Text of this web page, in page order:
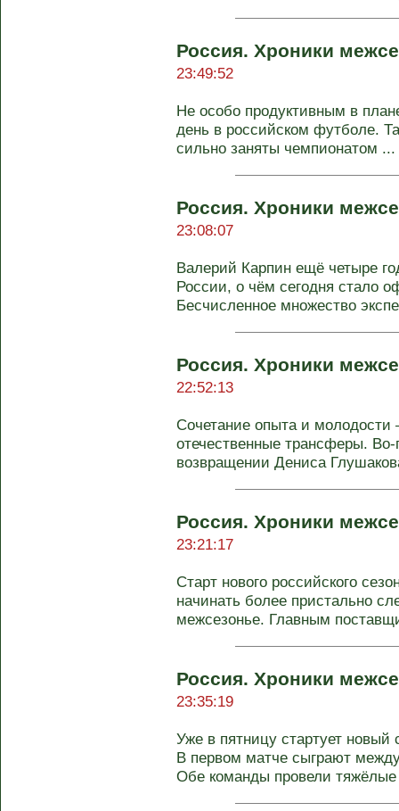
Россия. Хроники
23:49:52
Не особо продуктивным в
день в российском футболе.
сильно заняты чемпионатом ...
Россия. Хроники
23:08:07
Валерий Карпин ещё четыре
России, о чём сегодня стало
Бесчисленное множество
Россия. Хроники
22:52:13
Сочетание опыта и молодости
отечественные трансферы.
возвращении Дениса
Россия. Хроники
23:21:17
Старт нового российского
начинать более пристально
межсезонье. Главным
Россия. Хроники
23:35:19
Уже в пятницу стартует новый
В первом матче сыграют
Обе команды провели